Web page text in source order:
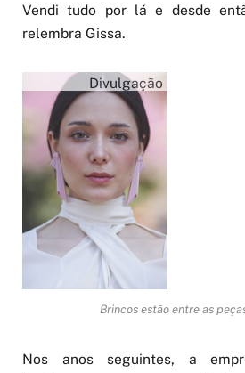
Vendi tudo por lá e desde
relembra Gissa.
Divulgação
Brincos estão entre as
Nos anos seguintes, a